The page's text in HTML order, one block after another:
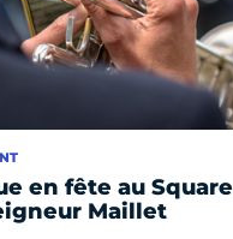
en fête au Square
Maillet